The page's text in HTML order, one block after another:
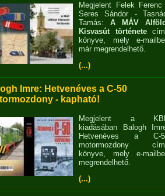
Megjelent Felek
Seres Sándor -
Tamás: A MÁV
Kisvasút története
könyve, mely e-
már megrendelhető.
(...)
Imre: Hetvenéves a C-50
- kapható!
Megjelent a
kiadásában Balogh
Hetvenéves a C-
motormozdony
könyve, mely e-
megrendelhető.
(...)